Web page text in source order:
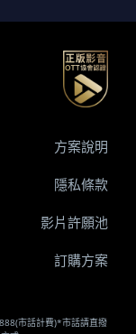
市話計費)*市話請直撥
方案說明
隱私條款
影片許願池
訂購方案